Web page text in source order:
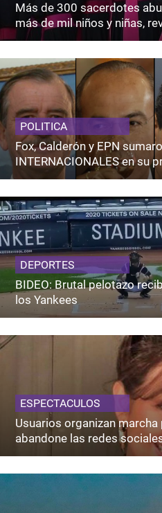
Más de 300 sacerdotes
más de mil niños y niñas,
POLITICA
Fox, Calderón y EPN
INTERNACIONALES en su
DEPORTES
BIDEO: Brutal pelotazo
los Yankees
ESPECTACULOS
Usuarios organizan marcha
abandone las redes